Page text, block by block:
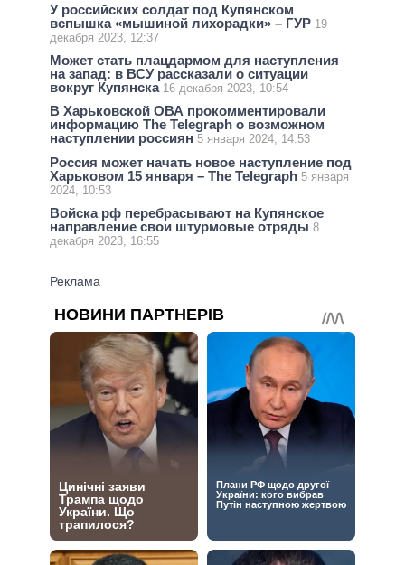
У российских солдат под Купянском
вспышка «мышиной лихорадки» – ГУР 19
декабря 2023, 12:37
Может стать плацдармом для наступления
на запад: в ВСУ рассказали о ситуации
вокруг Купянска 16 декабря 2023, 10:54
В Харьковской ОВА прокомментировали
информацию The Telegraph о возможном
наступлении россиян 5 января 2024, 14:53
Россия может начать новое наступление под
Харьковом 15 января – The Telegraph 5 января
2024, 10:53
Войска рф перебрасывают на Купянское
направление свои штурмовые отряды 8
декабря 2023, 16:55